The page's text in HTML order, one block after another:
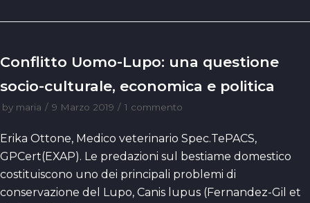
Conflitto Uomo-Lupo: una questione
socio-culturale, economica e politica
by maria 9 Marzo 2019 1 commento
Erika Ottone, Medico veterinario Spec.TePACS,
GPCert(EXAP). Le predazioni sul bestiame domestico
costituiscono uno dei principali problemi di
conservazione del Lupo, Canis lupus (Fernandez-Gil et